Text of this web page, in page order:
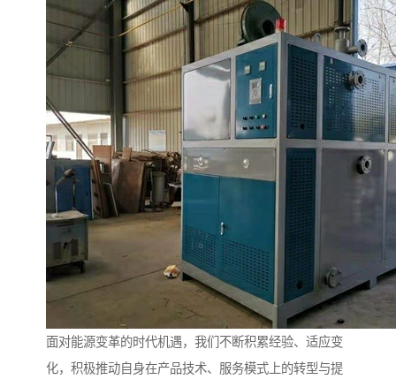
面对能源变革的时代机遇，我们不断积累经验、适应变
化，积极推动自身在产品技术、服务模式上的转型与提